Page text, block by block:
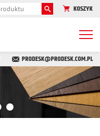
KOSZYK
PRODESK@PRODESK.COM.PL